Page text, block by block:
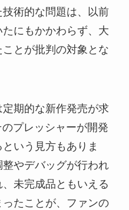
術的な問題は、以前
にもかかわらず、大
とが批判の対象とな
期的な新作発売が求
プレッシャーが開発
いう見方もありま
やデバッグが行われ
未完成品ともいえる
たことが、ファンの